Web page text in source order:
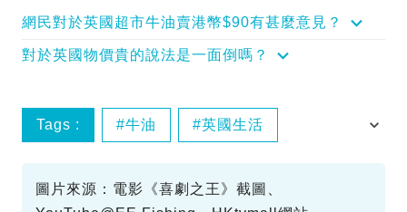
網民對於英國超市牛油賣港幣$90有甚麼意見？
對於英國物價貴的說法是一面倒嗎？
Tags : 牛油 英國生活
圖片來源：電影《喜劇之王》截圖、